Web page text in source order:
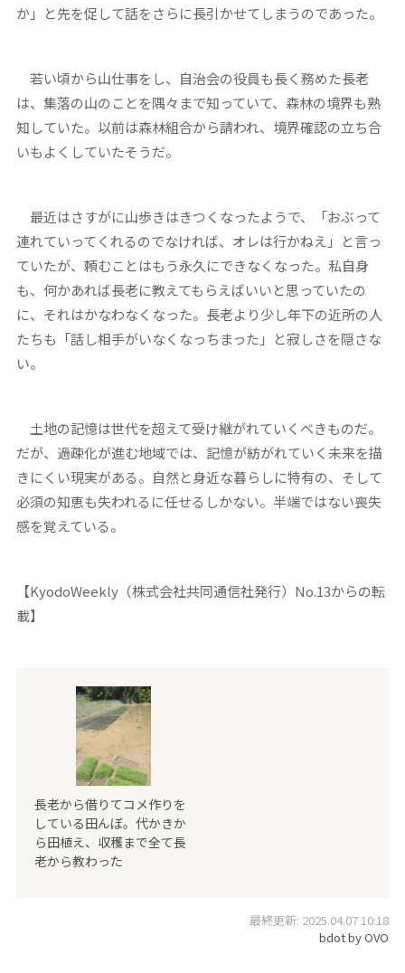
か」と先を促して話をさらに長引かせてしまうのであった。
若い頃から山仕事をし、自治会の役員も長く務めた長老
は、集落の山のことを隅々まで知っていて、森林の境界も熟
知していた。以前は森林組合から請われ、境界確認の立ち合
いもよくしていたそうだ。
最近はさすがに山歩きはきつくなったようで、「おぶって
連れていってくれるのでなければ、オレは行かねえ」と言っ
ていたが、頼むことはもう永久にできなくなった。私自身
も、何かあれば長老に教えてもらえばいいと思っていたの
に、それはかなわなくなった。長老より少し年下の近所の人
たちも「話し相手がいなくなっちまった」と寂しさを隠さな
い。
土地の記憶は世代を超えて受け継がれていくべきものだ。
だが、過疎化が進む地域では、記憶が紡がれていく未来を描
きにくい現実がある。自然と身近な暮らしに特有の、そして
必須の知恵も失われるに任せるしかない。半端ではない喪失
感を覚えている。
【KyodoWeekly（株式会社共同通信社発行）No.13からの転
載】
長老から借りてコメ作りを
している田んぼ。代かきか
ら田植え、収穫まで全て長
老から教わった
最終更新: 2025.04.07 10:18
bdot by OVO